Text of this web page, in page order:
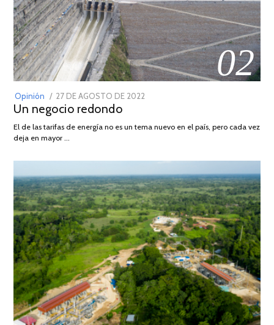
02
Opinión
POSTED
ON
27 DE AGOSTO DE 2022
DE
Un negocio redondo
El de las tarifas de energía no es un tema nuevo en el país, pero cada vez
deja en mayor …